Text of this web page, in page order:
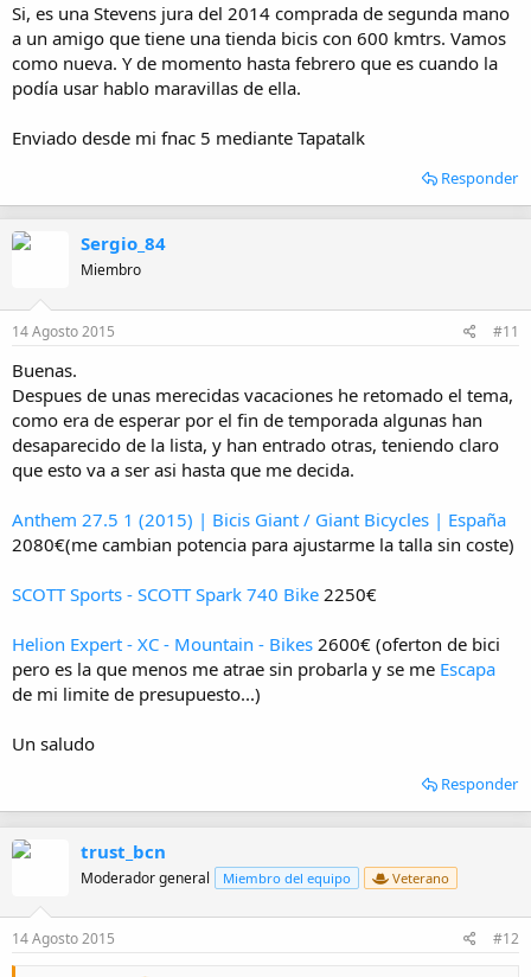
Si, es una Stevens jura del 2014 comprada de segunda mano
a un amigo que tiene una tienda bicis con 600 kmtrs. Vamos
como nueva. Y de momento hasta febrero que es cuando la
podía usar hablo maravillas de ella.
Enviado desde mi fnac 5 mediante Tapatalk
Responder
Sergio_84
Miembro
14 Agosto 2015 #11
Buenas.
Despues de unas merecidas vacaciones he retomado el tema,
como era de esperar por el fin de temporada algunas han
desaparecido de la lista, y han entrado otras, teniendo claro
que esto va a ser asi hasta que me decida.
Anthem 27.5 1 (2015) | Bicis Giant / Giant Bicycles | España
2080€(me cambian potencia para ajustarme la talla sin coste)
SCOTT Sports - SCOTT Spark 740 Bike 2250€
Helion Expert - XC - Mountain - Bikes 2600€ (oferton de bici
pero es la que menos me atrae sin probarla y se me Escapa
de mi limite de presupuesto...)
Un saludo
Responder
trust_bcn
Moderador general Miembro del equipo Veterano
14 Agosto 2015 #12